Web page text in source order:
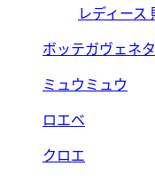
レディース
ボッテガヴェネタ
ミュウミュウ
ロエベ
クロエ